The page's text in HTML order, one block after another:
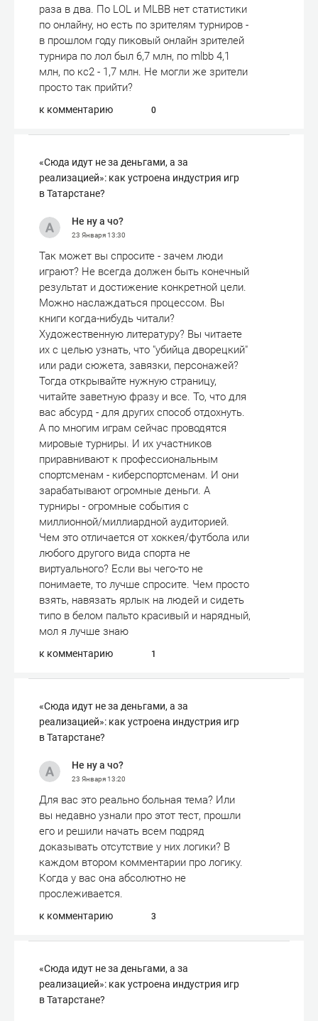
раза в два. По LOL и MLBB нет статистики
по онлайну, но есть по зрителям турниров -
в прошлом году пиковый онлайн зрителей
турнира по лол был 6,7 млн, по mlbb 4,1
млн, по кс2 - 1,7 млн. Не могли же зрители
просто так прийти?
к комментарию 0
«Сюда идут не за деньгами, а за
реализацией»: как устроена индустрия игр
в Татарстане?
Не ну а чо?
23 Января13:30
Так может вы спросите - зачем люди
играют? Не всегда должен быть конечный
результат и достижение конкретной цели.
Можно наслаждаться процессом. Вы
книги когда-нибудь читали?
Художественную литературу? Вы читаете
их с целью узнать, что "убийца дворецкий"
или ради сюжета, завязки, персонажей?
Тогда открывайте нужную страницу,
читайте заветную фразу и все. То, что для
вас абсурд - для других способ отдохнуть.
А по многим играм сейчас проводятся
мировые турниры. И их участников
приравнивают к профессиональным
спортсменам - киберспортсменам. И они
зарабатывают огромные деньги. А
турниры - огромные события с
миллионной/миллиардной аудиторией.
Чем это отличается от хоккея/футбола или
любого другого вида спорта не
виртуального? Если вы чего-то не
понимаете, то лучше спросите. Чем просто
взять, навязать ярлык на людей и сидеть
типо в белом пальто красивый и нарядный,
мол я лучше знаю
к комментарию 1
«Сюда идут не за деньгами, а за
реализацией»: как устроена индустрия игр
в Татарстане?
Не ну а чо?
23 Января13:20
Для вас это реально больная тема? Или
вы недавно узнали про этот тест, прошли
его и решили начать всем подряд
доказывать отсутствие у них логики? В
каждом втором комментарии про логику.
Когда у вас она абсолютно не
прослеживается.
к комментарию 3
«Сюда идут не за деньгами, а за
реализацией»: как устроена индустрия игр
в Татарстане?